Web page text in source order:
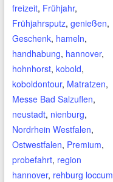
freizeit, Frühjahr,
Frühjahrsputz, genießen,
Geschenk, hameln,
handhabung, hannover,
hohnhorst, kobold,
koboldontour, Matratzen,
Messe Bad Salzuflen,
neustadt, nienburg,
Nordrhein Westfalen,
Ostwestfalen, Premium,
probefahrt, region
hannover, rehburg loccum